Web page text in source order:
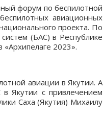
форум по беспилотной
авиационных
проекта. По
(БАС) в Республике
2023».
авиации в Якутии. А
Якутии с привлечением
Саха (Якутия) Михаилу